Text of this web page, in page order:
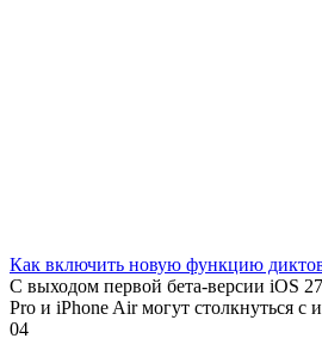
Как включить новую функцию
С выходом первой бета-версии iOS
Pro и iPhone Air могут столкнуться с
04